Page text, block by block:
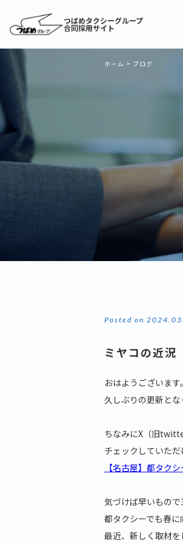
つばめタクシーグループ
合同採用サイト
ホーム > ブログ
Posted on
ミヤコの近況
おはようございます
久しぶりの更新と
ちなみにX（旧
チェックしていただ
【名古屋】都タク
気づけば早いもので
都タクシーでも春に
最近、新しく取材を